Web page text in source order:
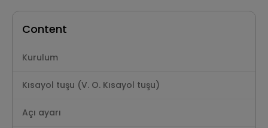
Content
Kurulum
Kısayol tuşu (V. O. Kısayol tuşu)
Açı ayarı